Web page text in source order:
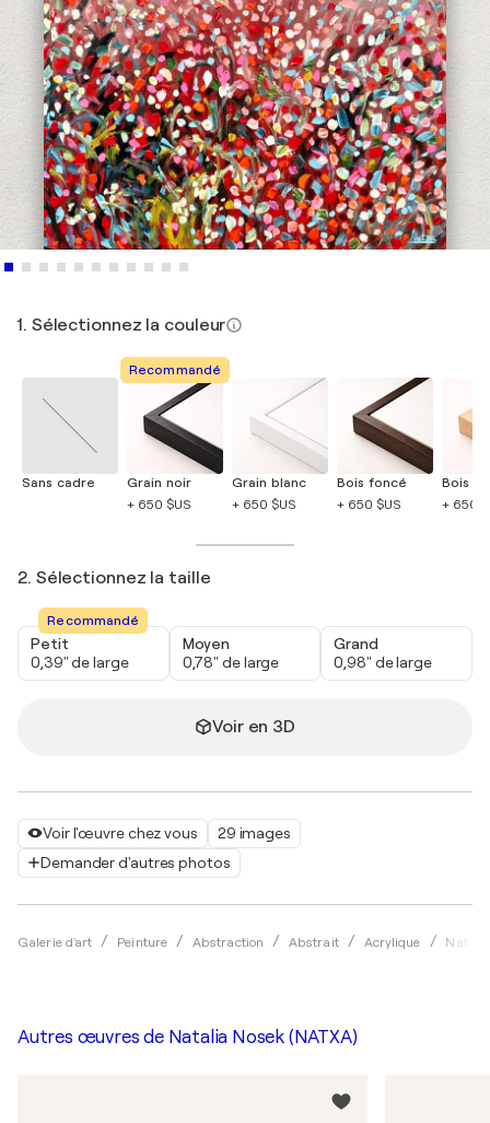
Voir l'œuvre chez vous
29 images
Demander d'autres photos
Galerie d'art Peinture Abstraction Abstrait Acrylique
1. Sélectionnez la couleur
Sans cadre
Recommandé
Grain noir
+ 650 $US
Grain blanc
+ 650 $US
Bois foncé
+ 650 $US
Bois
+ 650
2. Sélectionnez la taille
Recommandé
Petit
0,39" de large
Moyen
0,78" de large
Grand
0,98" de large
Voir en 3D
Autres œuvres de Natalia Nosek (NATXA)